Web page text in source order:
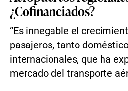
¿Cofinanciados?
“Es innegable el
pasajeros, tanto
internacionales, que ha
mercado del transporte